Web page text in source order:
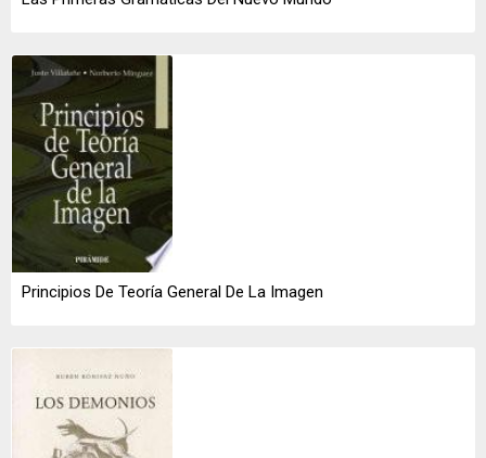
Principios De Teoría General De La Imagen